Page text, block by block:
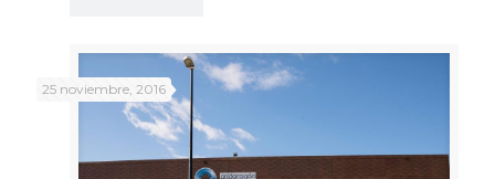
25 noviembre, 2016